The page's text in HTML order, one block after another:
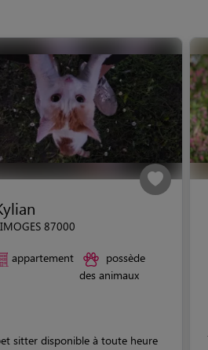
87000
appartement
possède
des animaux
sitter disponible à toute heure